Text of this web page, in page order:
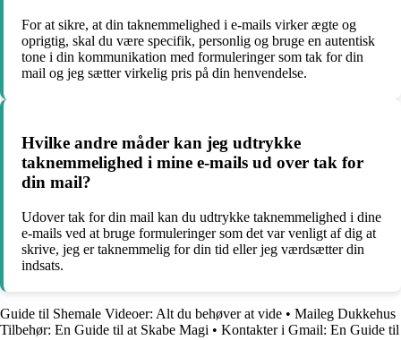
For at sikre, at din taknemmelighed i e-mails virker ægte og
oprigtig, skal du være specifik, personlig og bruge en autentisk
tone i din kommunikation med formuleringer som tak for din
mail og jeg sætter virkelig pris på din henvendelse.
Hvilke andre måder kan jeg udtrykke
taknemmelighed i mine e-mails ud over tak for
din mail?
Udover tak for din mail kan du udtrykke taknemmelighed i dine
e-mails ved at bruge formuleringer som det var venligt af dig at
skrive, jeg er taknemmelig for din tid eller jeg værdsætter din
indsats.
Guide til Shemale Videoer: Alt du behøver at vide • Maileg Dukkehus
Tilbehør: En Guide til at Skabe Magi • Kontakter i Gmail: En Guide til